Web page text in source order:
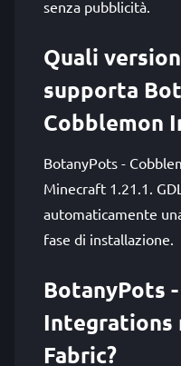
senza pubblicità.
Quali
supporta
Cobblemon
BotanyPots -
Minecraft 1.21.1.
automaticamente
fase di installazione.
BotanyPots
Integrations
Fabric?